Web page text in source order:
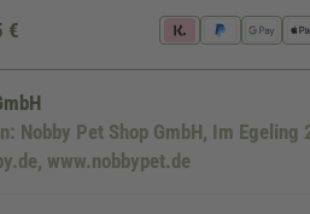
€
Nobby Pet Shop GmbH, Im Egeling
www.nobbypet.de